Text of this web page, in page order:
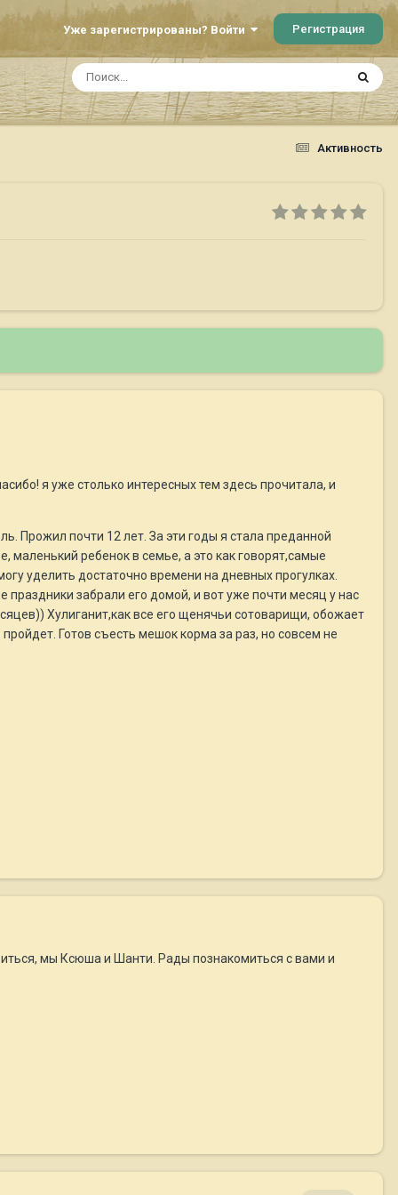
Уже зарегистрированы? Войти Регистрация
Активность
я уже столько интересных тем здесь прочитала, и
Прожил почти 12 лет. За эти годы я стала преданной
маленький ребенок в семье, а это как говорят,самые
уделить достаточно времени на дневных прогулках.
забрали его домой, и вот уже почти месяц у нас
Хулиганит,как все его щенячьи сотоварищи, обожает
Готов съесть мешок корма за раз, но совсем не
мы Ксюша и Шанти. Рады познакомиться с вами и